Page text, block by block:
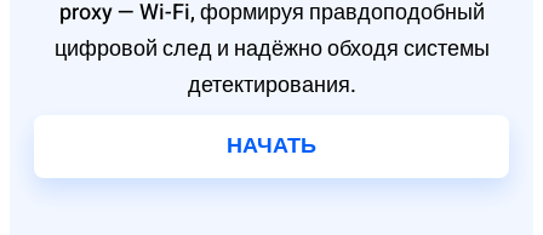
proxy — Wi-Fi, формируя правдоподобный
цифровой след и надёжно обходя системы
детектирования.
НАЧАТЬ